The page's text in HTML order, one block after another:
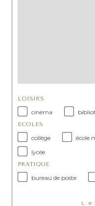
LOISIRS
cinéma
ECOLES
collège école
lycée
PRATIQUE
bureau de poste